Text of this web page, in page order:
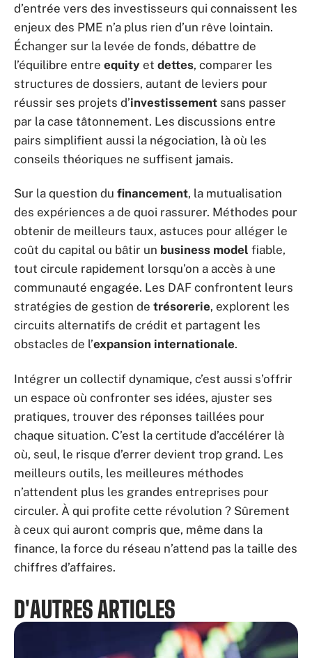
d’entrée vers des investisseurs qui connaissent les
enjeux des PME n’a plus rien d’un rêve lointain.
Échanger sur la levée de fonds, débattre de
l’équilibre entre equity et dettes, comparer les
structures de dossiers, autant de leviers pour
réussir ses projets d’investissement sans passer
par la case tâtonnement. Les discussions entre
pairs simplifient aussi la négociation, là où les
conseils théoriques ne suffisent jamais.
Sur la question du financement, la mutualisation
des expériences a de quoi rassurer. Méthodes pour
obtenir de meilleurs taux, astuces pour alléger le
coût du capital ou bâtir un business model fiable,
tout circule rapidement lorsqu’on a accès à une
communauté engagée. Les DAF confrontent leurs
stratégies de gestion de trésorerie, explorent les
circuits alternatifs de crédit et partagent les
obstacles de l’expansion internationale.
Intégrer un collectif dynamique, c’est aussi s’offrir
un espace où confronter ses idées, ajuster ses
pratiques, trouver des réponses taillées pour
chaque situation. C’est la certitude d’accélérer là
où, seul, le risque d’errer devient trop grand. Les
meilleurs outils, les meilleures méthodes
n’attendent plus les grandes entreprises pour
circuler. À qui profite cette révolution ? Sûrement
à ceux qui auront compris que, même dans la
finance, la force du réseau n’attend pas la taille des
chiffres d’affaires.
D'AUTRES ARTICLES